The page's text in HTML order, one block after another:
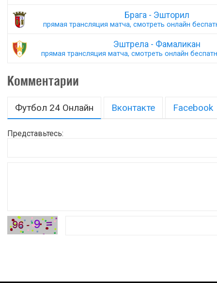
Брага - Эшторил
прямая трансляция матча, смотреть онлайн
Эштрела - Фамаликан
прямая трансляция матча, смотреть онлайн
Комментарии
Футбол 24 Онлайн Вконтакте Facebook
Представьтесь: